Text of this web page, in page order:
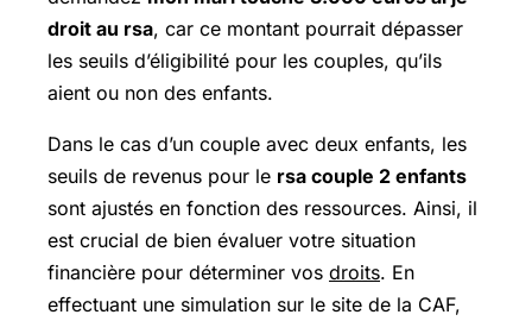
droit au rsa, car ce montant pourrait dépasser
les seuils d’éligibilité pour les couples, qu’ils
aient ou non des enfants.
Dans le cas d’un couple avec deux enfants, les
seuils de revenus pour le rsa couple 2 enfants
sont ajustés en fonction des ressources. Ainsi, il
est crucial de bien évaluer votre situation
financière pour déterminer vos droits. En
effectuant une simulation sur le site de la CAF,